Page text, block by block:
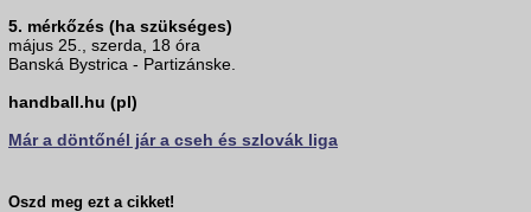
5. mérkőzés (ha szükséges)
május 25., szerda, 18 óra
Banská Bystrica - Partizánske.
handball.hu (pl)
Már a döntőnél jár a cseh és szlovák liga
Oszd meg ezt a cikket!